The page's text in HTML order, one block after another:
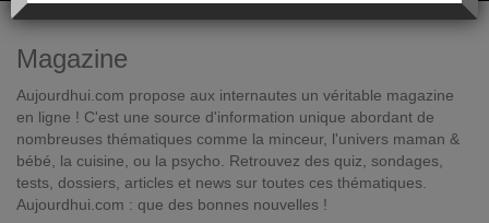
Magazine
Aujourdhui.com propose aux internautes un véritable magazine
en ligne ! C'est une source d'information unique abordant de
nombreuses thématiques comme la minceur, l'univers maman &
bébé, la cuisine, ou la psycho. Retrouvez des quiz, sondages,
tests, dossiers, articles et news sur toutes ces thématiques.
Aujourdhui.com : que des bonnes nouvelles !